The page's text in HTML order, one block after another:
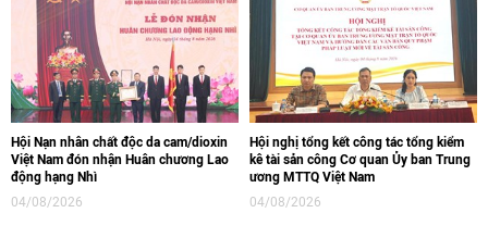
Hội Nạn nhân chất độc da cam/dioxin
Việt Nam đón nhận Huân chương Lao
động hạng Nhì
04/08/2026
Hội nghị tổng kết công tác tổng kiểm
kê tài sản công Cơ quan Ủy ban Trung
ương MTTQ Việt Nam
04/08/2026